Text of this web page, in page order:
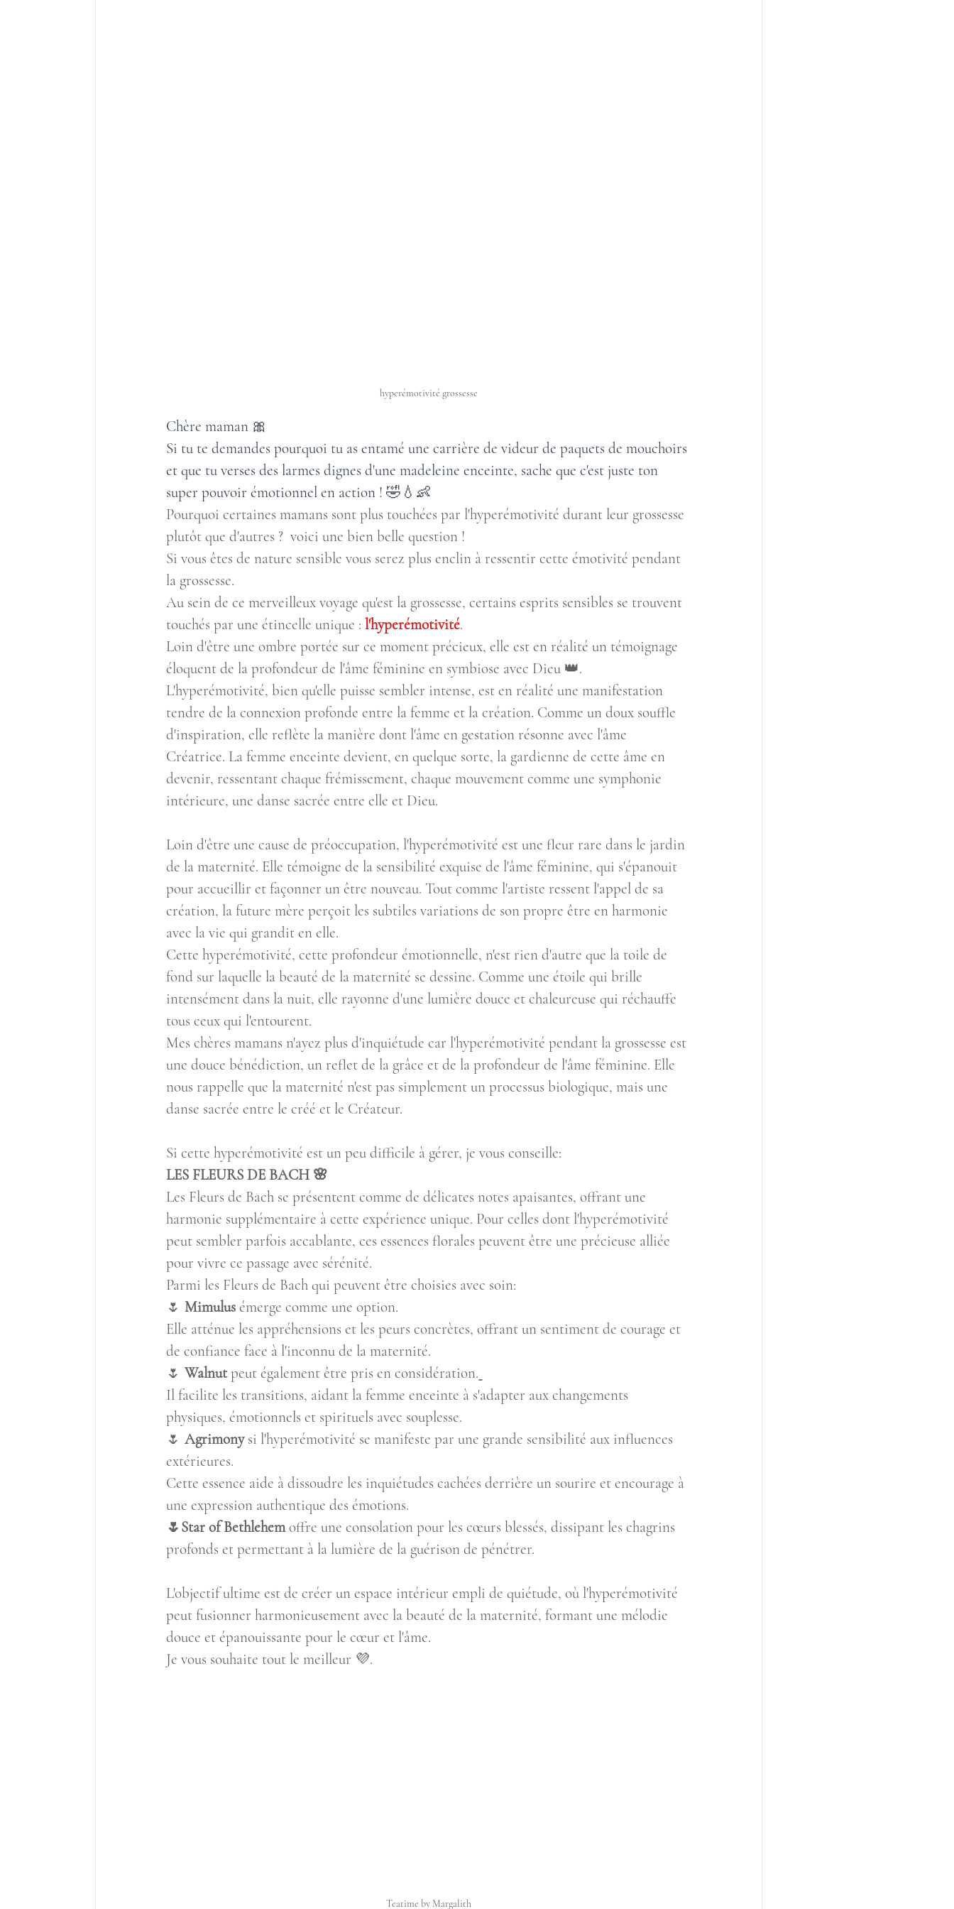
hyperémotivité grossesse
Chère maman 🎀
Si tu te demandes pourquoi tu as entamé une carrière de videur de paquets de mouchoirs
et que tu verses des larmes dignes d'une madeleine enceinte, sache que c'est juste ton
super pouvoir émotionnel en action ! 🤣💧👶
Pourquoi certaines mamans sont plus touchées par l'hyperémotivité durant leur grossesse
plutôt que d'autres ?  voici une bien belle question !
Si vous êtes de nature sensible vous serez plus enclin à ressentir cette émotivité pendant
la grossesse.
Au sein de ce merveilleux voyage qu'est la grossesse, certains esprits sensibles se trouvent
touchés par une étincelle unique : l'hyperémotivité.
Loin d'être une ombre portée sur ce moment précieux, elle est en réalité un témoignage
éloquent de la profondeur de l'âme féminine en symbiose avec Dieu 👑.
L'hyperémotivité, bien qu'elle puisse sembler intense, est en réalité une manifestation
tendre de la connexion profonde entre la femme et la création. Comme un doux souffle
d'inspiration, elle reflète la manière dont l'âme en gestation résonne avec l'âme
Créatrice. La femme enceinte devient, en quelque sorte, la gardienne de cette âme en
devenir, ressentant chaque frémissement, chaque mouvement comme une symphonie
intérieure, une danse sacrée entre elle et Dieu.
Loin d'être une cause de préoccupation, l'hyperémotivité est une fleur rare dans le jardin
de la maternité. Elle témoigne de la sensibilité exquise de l'âme féminine, qui s'épanouit
pour accueillir et façonner un être nouveau. Tout comme l'artiste ressent l'appel de sa
création, la future mère perçoit les subtiles variations de son propre être en harmonie
avec la vie qui grandit en elle.
Cette hyperémotivité, cette profondeur émotionnelle, n'est rien d'autre que la toile de
fond sur laquelle la beauté de la maternité se dessine. Comme une étoile qui brille
intensément dans la nuit, elle rayonne d'une lumière douce et chaleureuse qui réchauffe
tous ceux qui l'entourent.
Mes chères mamans n'ayez plus d'inquiétude car l'hyperémotivité pendant la grossesse est
une douce bénédiction, un reflet de la grâce et de la profondeur de l'âme féminine. Elle
nous rappelle que la maternité n'est pas simplement un processus biologique, mais une
danse sacrée entre le créé et le Créateur.
Si cette hyperémotivité est un peu difficile à gérer, je vous conseille:
LES FLEURS DE BACH 🌸
Les Fleurs de Bach se présentent comme de délicates notes apaisantes, offrant une
harmonie supplémentaire à cette expérience unique. Pour celles dont l'hyperémotivité
peut sembler parfois accablante, ces essences florales peuvent être une précieuse alliée
pour vivre ce passage avec sérénité.
Parmi les Fleurs de Bach qui peuvent être choisies avec soin:
🌷 Mimulus émerge comme une option.
Elle atténue les appréhensions et les peurs concrètes, offrant un sentiment de courage et
de confiance face à l'inconnu de la maternité.
🌷 Walnut peut également être pris en considération.
Il facilite les transitions, aidant la femme enceinte à s'adapter aux changements
physiques, émotionnels et spirituels avec souplesse.
🌷 Agrimony si l'hyperémotivité se manifeste par une grande sensibilité aux influences
extérieures.
Cette essence aide à dissoudre les inquiétudes cachées derrière un sourire et encourage à
une expression authentique des émotions.
🌷Star of Bethlehem offre une consolation pour les cœurs blessés, dissipant les chagrins
profonds et permettant à la lumière de la guérison de pénétrer.
L'objectif ultime est de créer un espace intérieur empli de quiétude, où l'hyperémotivité
peut fusionner harmonieusement avec la beauté de la maternité, formant une mélodie
douce et épanouissante pour le cœur et l'âme.
Je vous souhaite tout le meilleur 💜.
Teatime by Margalith